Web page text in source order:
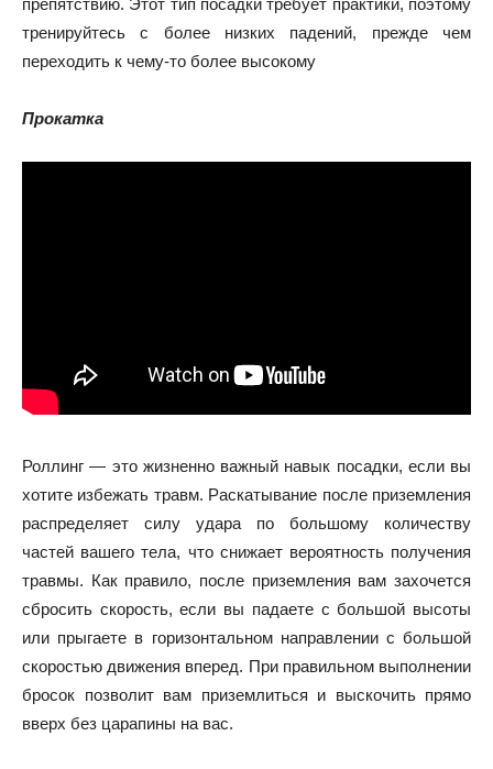
препятствию. Этот тип посадки требует практики, поэтому
тренируйтесь с более низких падений, прежде чем
переходить к чему-то более высокому
Прокатка
Роллинг — это жизненно важный навык посадки, если вы
хотите избежать травм. Раскатывание после приземления
распределяет силу удара по большому количеству
частей вашего тела, что снижает вероятность получения
травмы. Как правило, после приземления вам захочется
сбросить скорость, если вы падаете с большой высоты
или прыгаете в горизонтальном направлении с большой
скоростью движения вперед. При правильном выполнении
бросок позволит вам приземлиться и выскочить прямо
вверх без царапины на вас.